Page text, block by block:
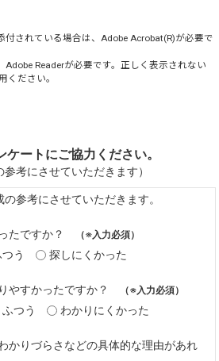
付されている場合は、Adobe Acrobat(R)が必要で
Adobe Readerが必要です。正しく表示されない
ください。